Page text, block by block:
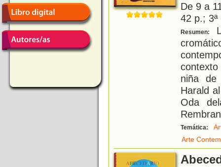
De 9 a
42 p.;
Resumen:
niña
Harald
Oda
Temática:
Arte